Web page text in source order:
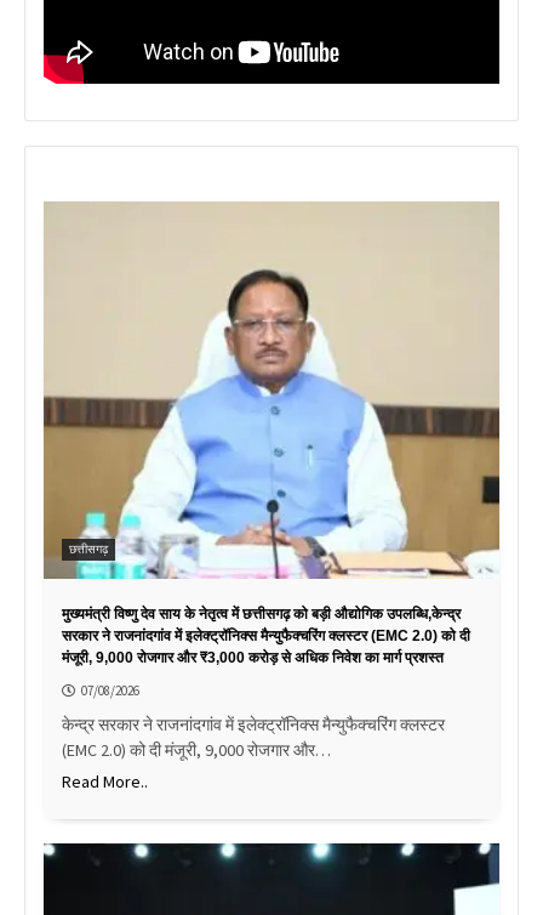
छत्तीसगढ़
मुख्यमंत्री विष्णु देव साय के नेतृत्व में छत्तीसगढ़ को बड़ी औद्योगिक उपलब्धि,केन्द्र
सरकार ने राजनांदगांव में इलेक्ट्रॉनिक्स मैन्युफैक्चरिंग क्लस्टर (EMC 2.0) को दी
मंजूरी, 9,000 रोजगार और ₹3,000 करोड़ से अधिक निवेश का मार्ग प्रशस्त
07/08/2026
केन्द्र सरकार ने राजनांदगांव में इलेक्ट्रॉनिक्स मैन्युफैक्चरिंग क्लस्टर
(EMC 2.0) को दी मंजूरी, 9,000 रोजगार और…
Read More..